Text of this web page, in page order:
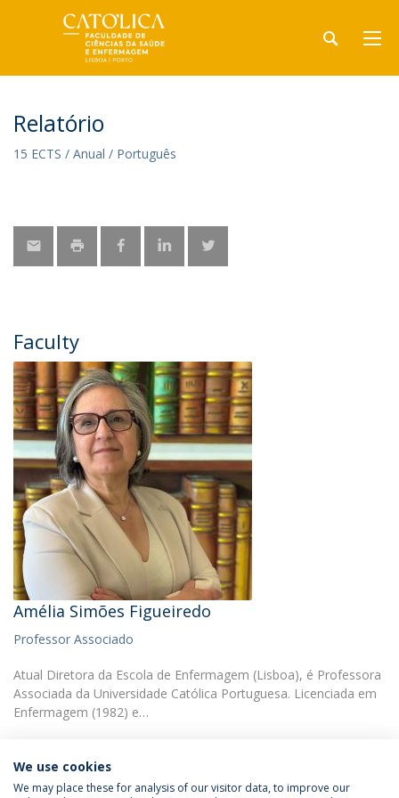
Relatório
15 ECTS / Anual / Português
Faculty
Amélia Simões Figueiredo
Professor Associado
Atual Diretora da Escola de Enfermagem (Lisboa), é Professora
Associada da Universidade Católica Portuguesa. Licenciada em
Enfermagem (1982) e…
We use cookies
We may place these for analysis of our visitor data, to improve our